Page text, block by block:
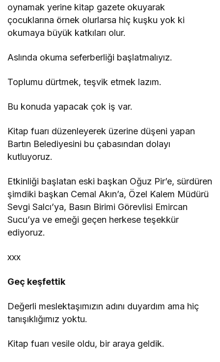
oynamak yerine kitap gazete okuyarak
çocuklarına örnek olurlarsa hiç kuşku yok ki
okumaya büyük katkıları olur.
Aslında okuma seferberliği başlatmalıyız.
Toplumu dürtmek, teşvik etmek lazım.
Bu konuda yapacak çok iş var.
Kitap fuarı düzenleyerek üzerine düşeni yapan
Bartın Belediyesini bu çabasından dolayı
kutluyoruz.
Etkinliği başlatan eski başkan Oğuz Pir’e, sürdüren
şimdiki başkan Cemal Akın’a, Özel Kalem Müdürü
Sevgi Salcı’ya, Basın Birimi Görevlisi Emircan
Sucu’ya ve emeği geçen herkese teşekkür
ediyoruz.
xxx
Geç keşfettik
Değerli meslektaşımızın adını duyardım ama hiç
tanışıklığımız yoktu.
Kitap fuarı vesile oldu, bir araya geldik.